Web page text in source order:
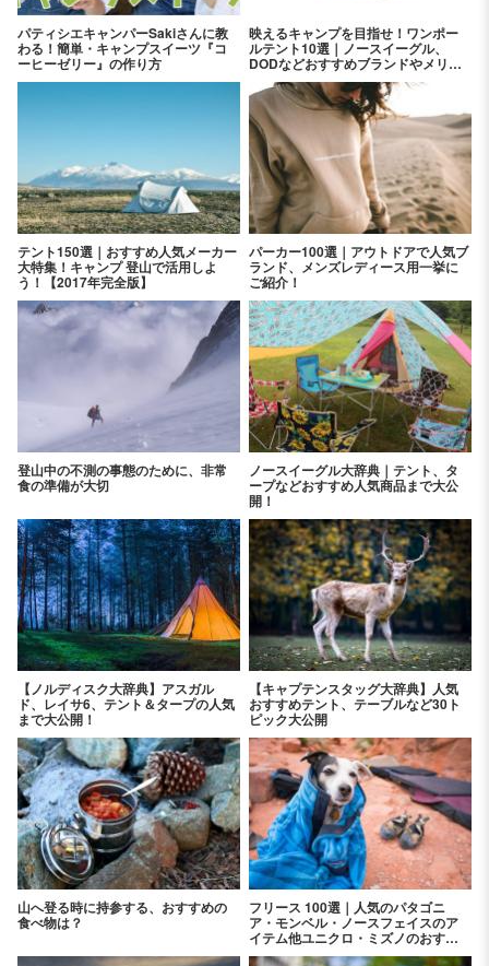
パティシエキャンパーSakiさんに教
わる！簡単・キャンプスイーツ『コ
ーヒーゼリー』の作り方
映えるキャンプを目指せ！ワンポー
ルテント10選｜ノースイーグル、
DODなどおすすめブランドやメリッ
ト、デメリットをご紹介
テント150選｜おすすめ人気メーカー
大特集！キャンプ 登山で活用しよ
う！【2017年完全版】
パーカー100選｜アウトドアで人気ブ
ランド、メンズレディース用一挙に
ご紹介！
登山中の不測の事態のために、非常
食の準備が大切
ノースイーグル大辞典｜テント、タ
ープなどおすすめ人気商品まで大公
開！
【ノルディスク大辞典】アスガル
ド、レイサ6、テント＆タープの人気
まで大公開！
【キャプテンスタッグ大辞典】人気
おすすめテント、テーブルなど30ト
ピック大公開
山へ登る時に持参する、おすすめの
食べ物は？
フリース 100選｜人気のパタゴニ
ア・モンベル・ノースフェイスのア
イテム他ユニクロ・ミズノのおすす
めアイテムを紹介！